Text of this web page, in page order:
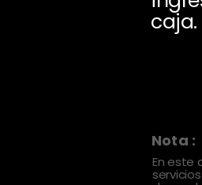
caja.
Nota :
En este